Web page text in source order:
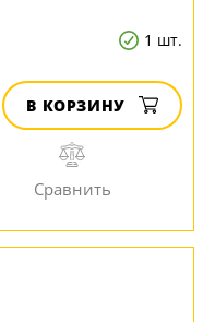
1 шт.
В КОРЗИНУ